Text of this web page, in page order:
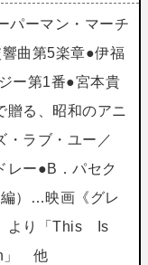
パーマン・マーチ
曲第5楽章●伊福
ー第1番●宮本貴
る、昭和のアニ
・ラブ・ユー／
レー●B．パセク
）…映画《グレ
より「This Is
」 他